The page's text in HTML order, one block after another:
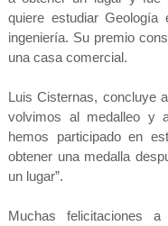
quiere estudiar
ingeniería. Su premio
una casa comercial.
Luis Cisternas, concluye
volvimos al medalleo y
hemos participado en
obtener una medalla
un lugar”.
Muchas felicitaciones